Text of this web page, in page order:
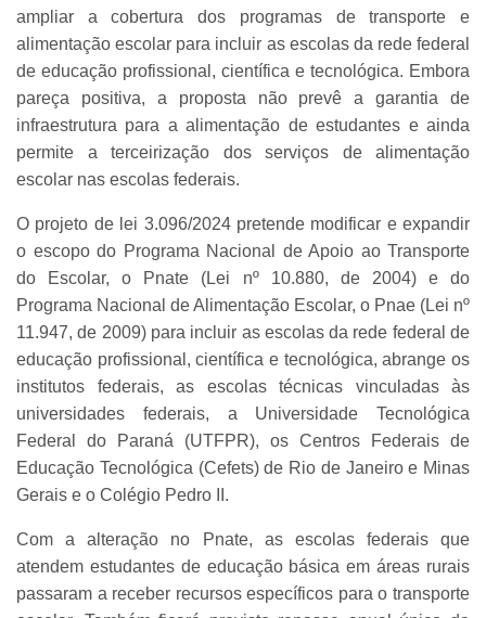
ampliar a cobertura dos programas de transporte e
alimentação escolar para incluir as escolas da rede federal
de educação profissional, científica e tecnológica. Embora
pareça positiva, a proposta não prevê a garantia de
infraestrutura para a alimentação de estudantes e ainda
permite a terceirização dos serviços de alimentação
escolar nas escolas federais.
O projeto de lei 3.096/2024 pretende modificar e expandir
o escopo do Programa Nacional de Apoio ao Transporte
do Escolar, o Pnate (Lei nº 10.880, de 2004) e do
Programa Nacional de Alimentação Escolar, o Pnae (Lei nº
11.947, de 2009) para incluir as escolas da rede federal de
educação profissional, científica e tecnológica, abrange os
institutos federais, as escolas técnicas vinculadas às
universidades federais, a Universidade Tecnológica
Federal do Paraná (UTFPR), os Centros Federais de
Educação Tecnológica (Cefets) de Rio de Janeiro e Minas
Gerais e o Colégio Pedro II.
Com a alteração no Pnate, as escolas federais que
atendem estudantes de educação básica em áreas rurais
passaram a receber recursos específicos para o transporte